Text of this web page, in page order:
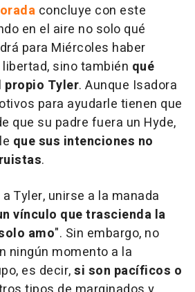
concluye con este
en el aire no solo qué
para Miércoles haber
sino también qué
propio Tyler. Aunque Isadora
para ayudarle tienen que
que su padre fuera un Hyde,
que sus intenciones no
.
Tyler, unirse a la manada
vínculo que trascienda la
amo". Sin embargo, no
ningún momento a la
es decir,si son pacíficos o